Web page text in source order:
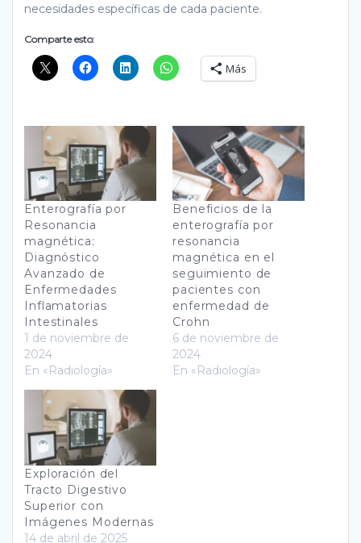
necesidades específicas de cada paciente.
Comparte esto:
Más
Enterografía por
Resonancia
magnética:
Diagnóstico
Avanzado de
Enfermedades
Inflamatorias
Intestinales
1 de noviembre de
2024
En «Radiología»
Beneficios de la
enterografía por
resonancia
magnética en el
seguimiento de
pacientes con
enfermedad de
Crohn
6 de noviembre de
2024
En «Radiología»
Exploración del
Tracto Digestivo
Superior con
Imágenes Modernas
14 de abril de 2025